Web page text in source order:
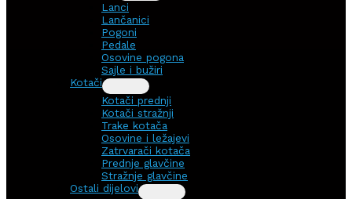
Lanci
Lančanici
Pogoni
Pedale
Osovine pogona
Sajle i bužiri
Kotači
Kotači prednji
Kotači stražnji
Trake kotača
Osovine i ležajevi
Zatrvarači kotača
Prednje glavčine
Stražnje glavčine
Ostali dijelovi